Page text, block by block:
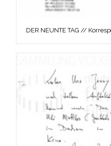
DER NEUNTE TAG //